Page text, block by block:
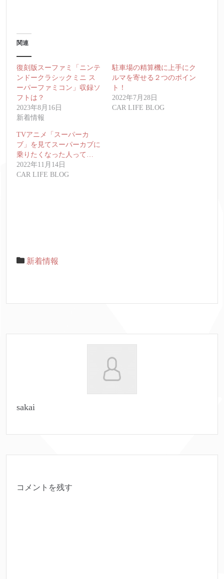
関連
復刻版スーファミ「ニンテ
ンドークラシックミニ ス
ーパーファミコン」収録ソ
フトは？
2023年8月16日
新着情報
駐車場の精算機に上手にク
ルマを寄せる２つのポイン
ト！
2022年7月28日
CAR LIFE BLOG
TVアニメ「スーパーカ
ブ」を見てスーパーカブに
乗りたくなった人って…
2022年11月14日
CAR LIFE BLOG
新着情報
sakai
コメントを残す